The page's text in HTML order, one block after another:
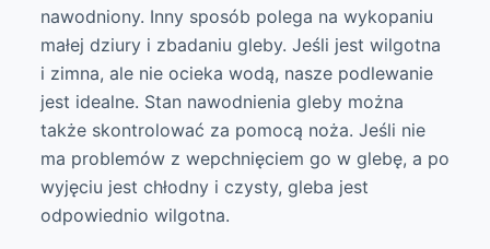
nawodniony. Inny sposób polega na wykopaniu
małej dziury i zbadaniu gleby. Jeśli jest wilgotna
i zimna, ale nie ocieka wodą, nasze podlewanie
jest idealne. Stan nawodnienia gleby można
także skontrolować za pomocą noża. Jeśli nie
ma problemów z wepchnięciem go w glebę, a po
wyjęciu jest chłodny i czysty, gleba jest
odpowiednio wilgotna.